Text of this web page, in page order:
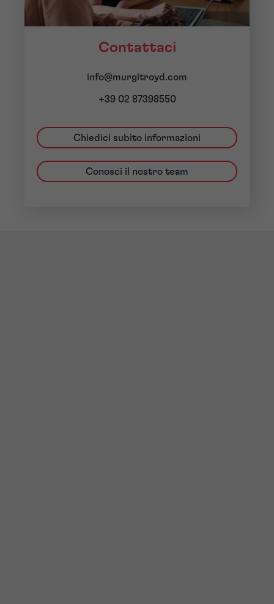
Contattaci
info@murgitroyd.com
+39 02 87398550
Chiedici subito informazioni
Conosci il nostro team